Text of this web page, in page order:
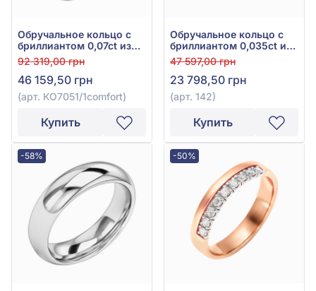
Обручальное кольцо с
бриллиантом 0,07ct из
белого золота 585°, арт.
КО7051/1comfort
92 319,00 грн
46 159,50 грн
(арт. КО7051/1comfort)
Купить
Обручальное кольцо с
бриллиантом 0,035ct из
красного золота 585°,
арт. 142
47 597,00 грн
23 798,50 грн
(арт. 142)
Купить
-58% -50%